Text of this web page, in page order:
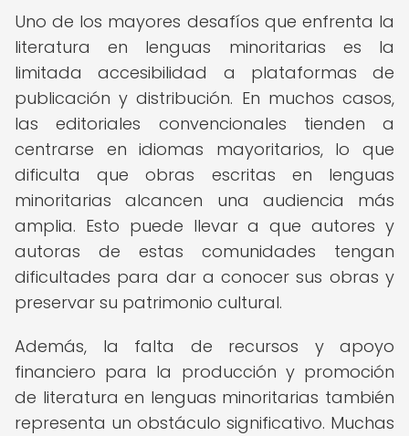
Uno de los mayores desafíos que enfrenta la
literatura en lenguas minoritarias es la
limitada accesibilidad a plataformas de
publicación y distribución. En muchos casos,
las editoriales convencionales tienden a
centrarse en idiomas mayoritarios, lo que
dificulta que obras escritas en lenguas
minoritarias alcancen una audiencia más
amplia. Esto puede llevar a que autores y
autoras de estas comunidades tengan
dificultades para dar a conocer sus obras y
preservar su patrimonio cultural.
Además, la falta de recursos y apoyo
financiero para la producción y promoción
de literatura en lenguas minoritarias también
representa un obstáculo significativo. Muchas